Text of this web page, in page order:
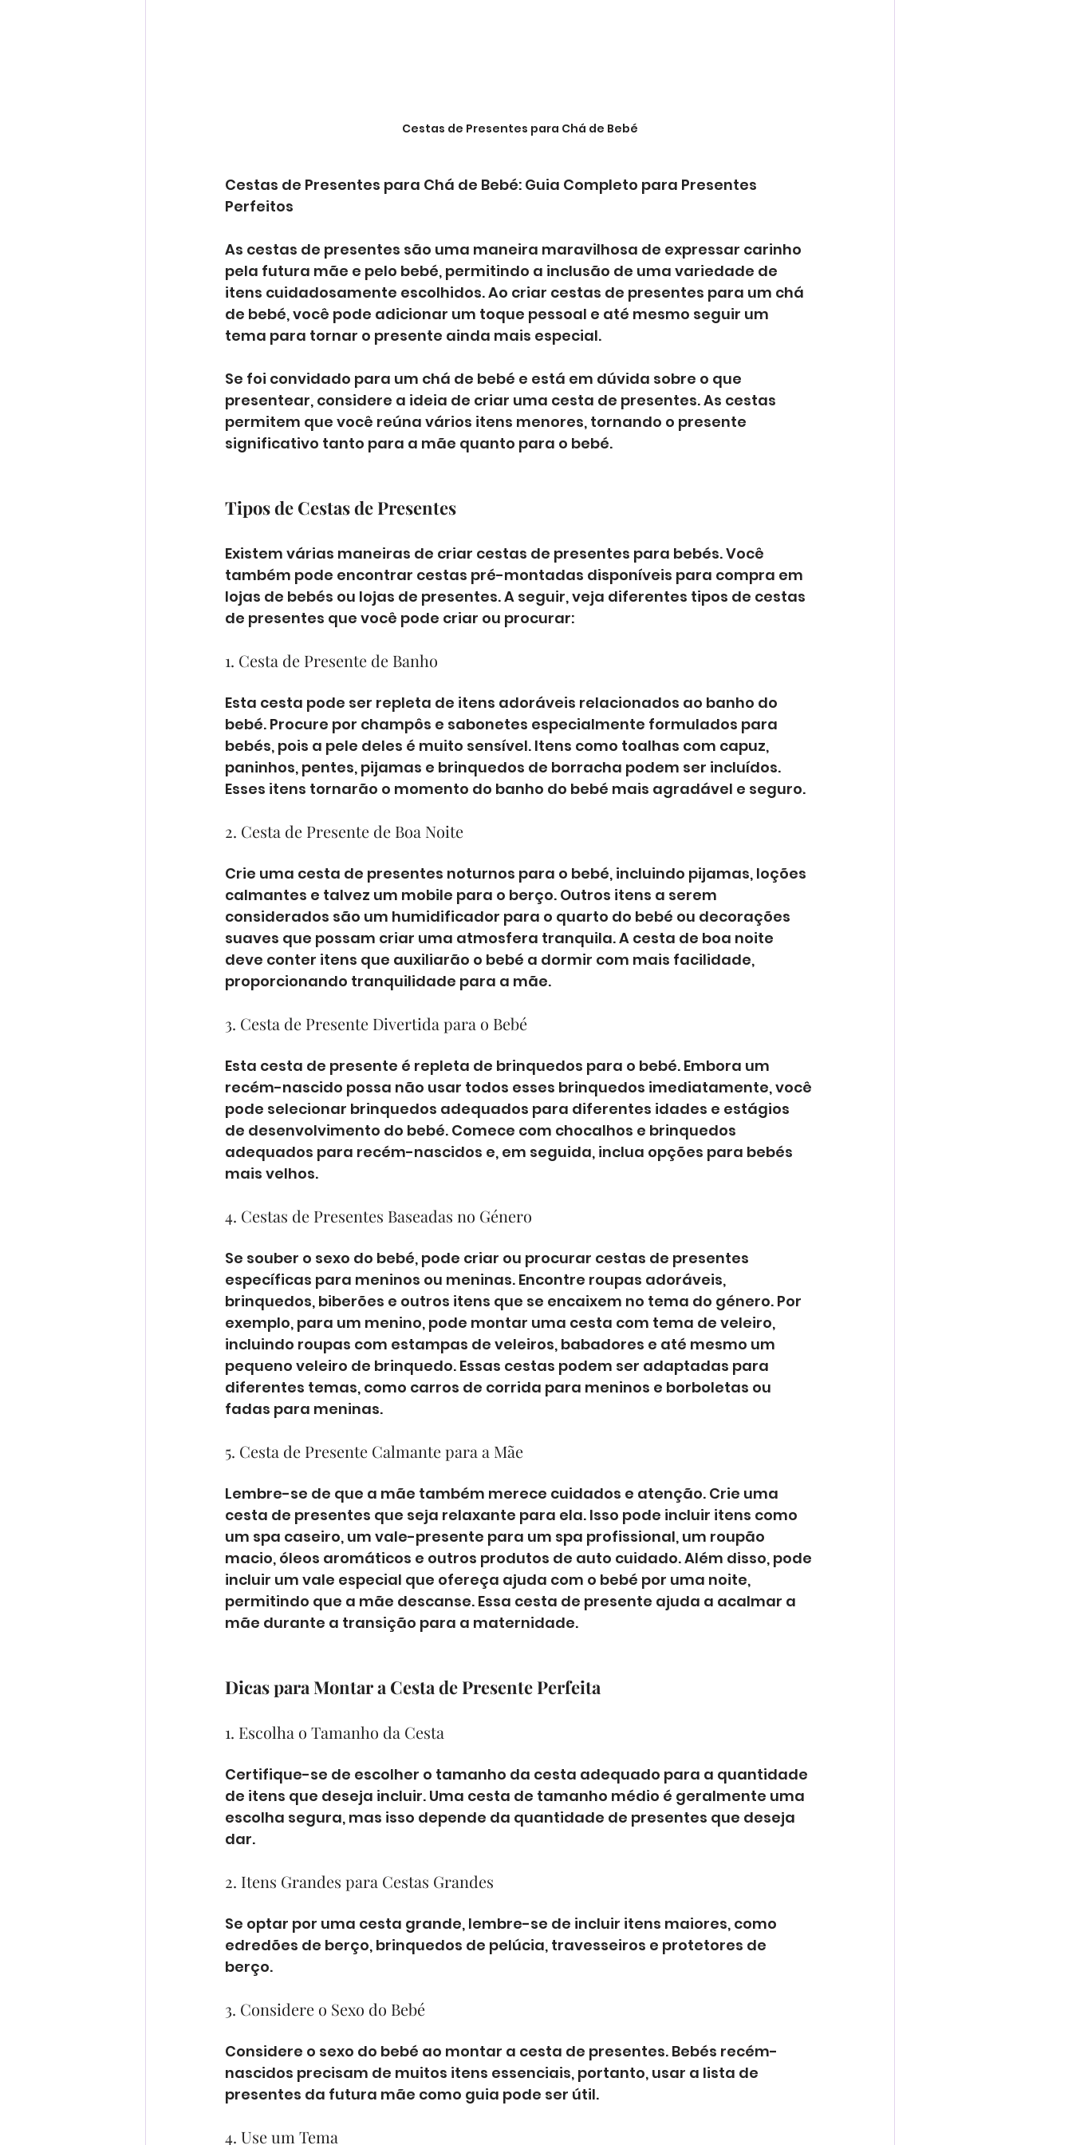
Cestas de Presentes para Chá de Bebé
Cestas de Presentes para Chá de Bebé: Guia Completo para Presentes
Perfeitos
As cestas de presentes são uma maneira maravilhosa de expressar carinho
pela futura mãe e pelo bebé, permitindo a inclusão de uma variedade de
itens cuidadosamente escolhidos. Ao criar cestas de presentes para um chá
de bebé, você pode adicionar um toque pessoal e até mesmo seguir um
tema para tornar o presente ainda mais especial.
Se foi convidado para um chá de bebé e está em dúvida sobre o que
presentear, considere a ideia de criar uma cesta de presentes. As cestas
permitem que você reúna vários itens menores, tornando o presente
significativo tanto para a mãe quanto para o bebé.
Tipos de Cestas de Presentes
Existem várias maneiras de criar cestas de presentes para bebés. Você
também pode encontrar cestas pré-montadas disponíveis para compra em
lojas de bebés ou lojas de presentes. A seguir, veja diferentes tipos de cestas
de presentes que você pode criar ou procurar:
1. Cesta de Presente de Banho
Esta cesta pode ser repleta de itens adoráveis relacionados ao banho do
bebé. Procure por champôs e sabonetes especialmente formulados para
bebés, pois a pele deles é muito sensível. Itens como toalhas com capuz,
paninhos, pentes, pijamas e brinquedos de borracha podem ser incluídos.
Esses itens tornarão o momento do banho do bebé mais agradável e seguro.
2. Cesta de Presente de Boa Noite
Crie uma cesta de presentes noturnos para o bebé, incluindo pijamas, loções
calmantes e talvez um mobile para o berço. Outros itens a serem
considerados são um humidificador para o quarto do bebé ou decorações
suaves que possam criar uma atmosfera tranquila. A cesta de boa noite
deve conter itens que auxiliarão o bebé a dormir com mais facilidade,
proporcionando tranquilidade para a mãe.
3. Cesta de Presente Divertida para o Bebé
Esta cesta de presente é repleta de brinquedos para o bebé. Embora um
recém-nascido possa não usar todos esses brinquedos imediatamente, você
pode selecionar brinquedos adequados para diferentes idades e estágios
de desenvolvimento do bebé. Comece com chocalhos e brinquedos
adequados para recém-nascidos e, em seguida, inclua opções para bebés
mais velhos.
4. Cestas de Presentes Baseadas no Género
Se souber o sexo do bebé, pode criar ou procurar cestas de presentes
específicas para meninos ou meninas. Encontre roupas adoráveis,
brinquedos, biberões e outros itens que se encaixem no tema do género. Por
exemplo, para um menino, pode montar uma cesta com tema de veleiro,
incluindo roupas com estampas de veleiros, babadores e até mesmo um
pequeno veleiro de brinquedo. Essas cestas podem ser adaptadas para
diferentes temas, como carros de corrida para meninos e borboletas ou
fadas para meninas.
5. Cesta de Presente Calmante para a Mãe
Lembre-se de que a mãe também merece cuidados e atenção. Crie uma
cesta de presentes que seja relaxante para ela. Isso pode incluir itens como
um spa caseiro, um vale-presente para um spa profissional, um roupão
macio, óleos aromáticos e outros produtos de auto cuidado. Além disso, pode
incluir um vale especial que ofereça ajuda com o bebé por uma noite,
permitindo que a mãe descanse. Essa cesta de presente ajuda a acalmar a
mãe durante a transição para a maternidade.
Dicas para Montar a Cesta de Presente Perfeita
1. Escolha o Tamanho da Cesta
Certifique-se de escolher o tamanho da cesta adequado para a quantidade
de itens que deseja incluir. Uma cesta de tamanho médio é geralmente uma
escolha segura, mas isso depende da quantidade de presentes que deseja
dar.
2. Itens Grandes para Cestas Grandes
Se optar por uma cesta grande, lembre-se de incluir itens maiores, como
edredões de berço, brinquedos de pelúcia, travesseiros e protetores de
berço.
3. Considere o Sexo do Bebé
Considere o sexo do bebé ao montar a cesta de presentes. Bebés recém-
nascidos precisam de muitos itens essenciais, portanto, usar a lista de
presentes da futura mãe como guia pode ser útil.
4. Use um Tema